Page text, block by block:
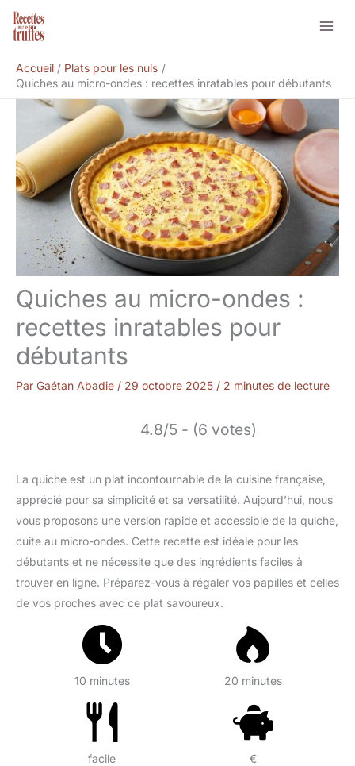
Aller
Accueil
Plats pour les nuls
Quiches au micro-ondes : recettes inratables pour débutants
Quiches au micro-ondes :
recettes inratables pour
débutants
Par Gaétan Abadie / 29 octobre 2025 / 2 minutes de lecture
4.8/5 - (6 votes)
La quiche est un plat incontournable de la cuisine française,
apprécié pour sa simplicité et sa versatilité. Aujourd’hui, nous
vous proposons une version rapide et accessible de la quiche,
cuite au micro-ondes. Cette recette est idéale pour les
débutants et ne nécessite que des ingrédients faciles à
trouver en ligne. Préparez-vous à régaler vos papilles et celles
de vos proches avec ce plat savoureux.
10 minutes 20 minutes
facile €
Rechercher